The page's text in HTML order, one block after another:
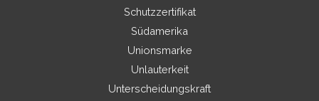
Schutzzertifikat
Südamerika
Unionsmarke
Unlauterkeit
Unterscheidungskraft